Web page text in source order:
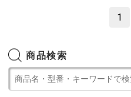
1
商品検索